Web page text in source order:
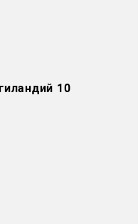
10